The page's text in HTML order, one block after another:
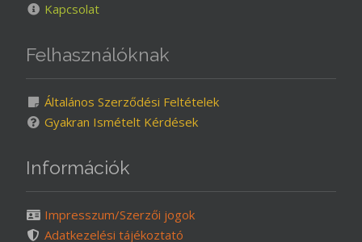
Kapcsolat
Felhasználóknak
Általános Szerződési Feltételek
Gyakran Ismételt Kérdések
Információk
Impresszum/Szerzői jogok
Adatkezelési tájékoztató